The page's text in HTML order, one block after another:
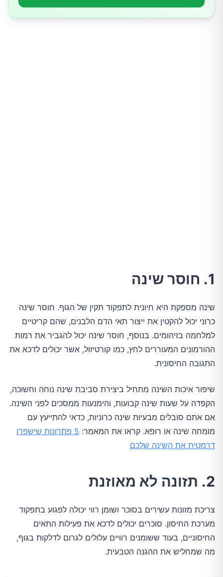
1. חוסר שינה
שינה מספקת היא חיונית לתפקוד תקין של הגוף. חוסר שינה
כרוני יכול להקטין את ייצור תאי הדם הלבנים, שהם קריטיים
למלחמה בזיהומים. בנוסף, חוסר שינה יכול להגביר את רמות
ההורמונים המעוררים לחץ, כמו קורטיזול, אשר יכולים לדכא את
התגובה החיסונית.
שיפור איכות השינה מתחיל ביצירת סביבת שינה נוחה וחשוכה,
הקפדה על שעות שינה קבועות, והימנעות ממסכים לפני השינה.
אם אתם סובלים מבעיות שינה כרוניות, כדאי להתייעץ עם
מומחה שינה או רופא. קראו את המאמר:
5 פתרונות שישפרו
דרמטית את השינה שלכם
2. תזונה לא מאוזנת
צריכת מזונות עשירים בסוכר ושומן רווי יכולה לפגוע בתפקוד
מערכת החיסון. סוכרים יכולים לדכא את פעילות התאים
החיסוניים, בעוד ששומנים רוויים עלולים לגרום לדלקות בגוף,
מה שמחליש את ההגנה הטבעית.